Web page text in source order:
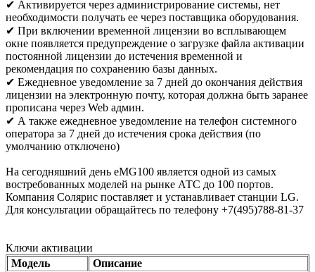
✔ Активируется через администрирование системы, нет
необходимости получать ее через поставщика оборудования.
✔ При включении временной лицензии во всплывающем
окне появляется предупреждение о загрузке файла активации
постоянной лицензии до истечения временной и
рекомендация по сохранению базы данных.
✔ Ежедневное уведомление за 7 дней до окончания действия
лицензии на электронную почту, которая должна быть заранее
прописана через Web админ.
✔ А также ежедневное уведомление на телефон системного
оператора за 7 дней до истечения срока действия (по
умолчанию отключено)
На сегодняшний день eMG100 является одной из самых
востребованных моделей на рынке АТС до 100 портов.
Компания Солярис поставляет и устанавливает станции LG.
Для консультации обращайтесь по телефону +7(495)788-81-37
Ключи активации
Модель
Описание